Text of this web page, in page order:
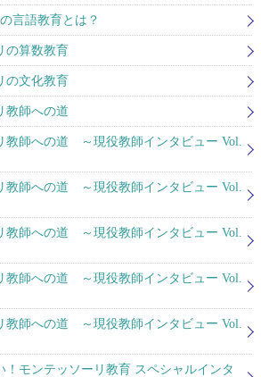
言語教育とは？
の算数教育
の文化教育
教師への道
教師への道 ～現役教師インタビュー Vol.
教師への道 ～現役教師インタビュー Vol.
教師への道 ～現役教師インタビュー Vol.
教師への道 ～現役教師インタビュー Vol.
教師への道 ～現役教師インタビュー Vol.
！モンテッソーリ教育 スペシャルインタ